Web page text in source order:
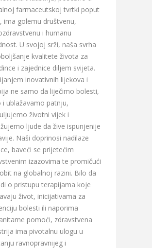
farmaceutskoj tvrtki poput
ima golemu društvenu,
i humanu
U svojoj srži, naša svrha
kvalitete života za
i zajednice diljem svijeta.
inovativnih lijekova i
ne samo da liječimo bolesti,
i ublažavamo patnju,
životni vijek i
ljude da žive ispunjenije
Naši doprinosi nadilaze
baveći se prijetećim
izazovima te promičući
na globalnoj razini. Bilo da
o pristupu terapijama koje
život, inicijativama za
bolesti ili naporima
pomoći, zdravstvena
ima pivotalnu ulogu u
ravnopravnijeg i